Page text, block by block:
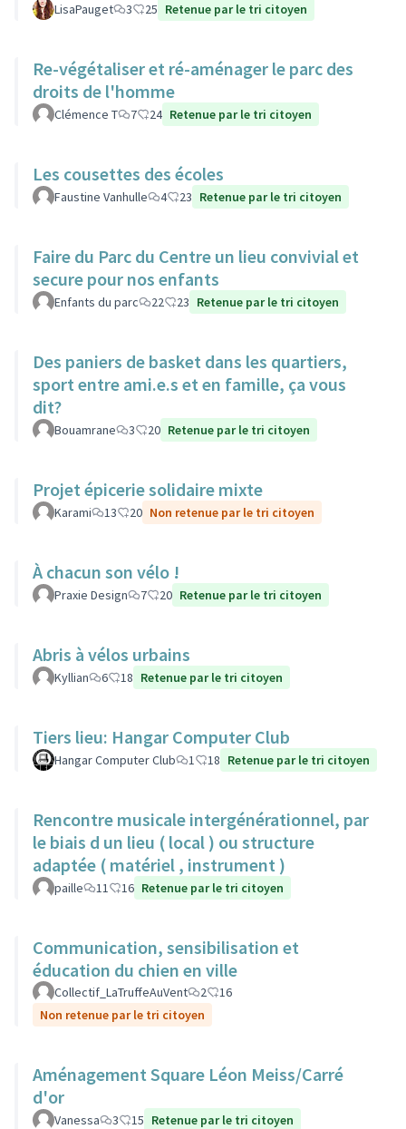
LisaPauget 3 25 Retenue par le tri citoyen
Re-végétaliser et ré-aménager le parc des
droits de l'homme
Clémence T 7 24 Retenue par le tri citoyen
Les cousettes des écoles
Faustine Vanhulle 4 23 Retenue par le tri citoyen
Faire du Parc du Centre un lieu convivial et
secure pour nos enfants
Enfants du parc 22 23 Retenue par le tri citoyen
Des paniers de basket dans les quartiers,
sport entre ami.e.s et en famille, ça vous
dit?
Bouamrane 3 20 Retenue par le tri citoyen
Projet épicerie solidaire mixte
Karami 13 20 Non retenue par le tri citoyen
À chacun son vélo !
Praxie Design 7 20 Retenue par le tri citoyen
Abris à vélos urbains
Kyllian 6 18 Retenue par le tri citoyen
Tiers lieu: Hangar Computer Club
Hangar Computer Club 1 18 Retenue par le tri citoyen
Rencontre musicale intergénérationnel, par
le biais d un lieu ( local ) ou structure
adaptée ( matériel , instrument )
paille 11 16 Retenue par le tri citoyen
Communication, sensibilisation et
éducation du chien en ville
Collectif_LaTruffeAuVent 2
16
Non retenue par le tri citoyen
Aménagement Square Léon Meiss/Carré
d'or
Vanessa 3 15 Retenue par le tri citoyen